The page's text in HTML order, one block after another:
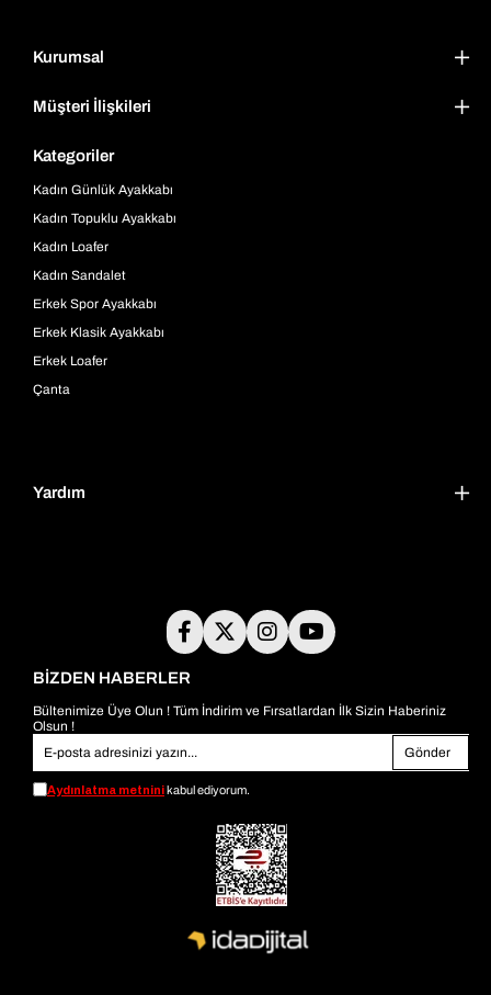
Kurumsal
Müşteri İlişkileri
Kategoriler
Kadın Günlük Ayakkabı
Kadın Topuklu Ayakkabı
Kadın Loafer
Kadın Sandalet
Erkek Spor Ayakkabı
Erkek Klasik Ayakkabı
Erkek Loafer
Çanta
Yardım
BİZDEN HABERLER
Bültenimize Üye Olun ! Tüm İndirim ve Fırsatlardan İlk Sizin Haberiniz
Olsun !
Gönder
Aydınlatma metninikabul ediyorum.